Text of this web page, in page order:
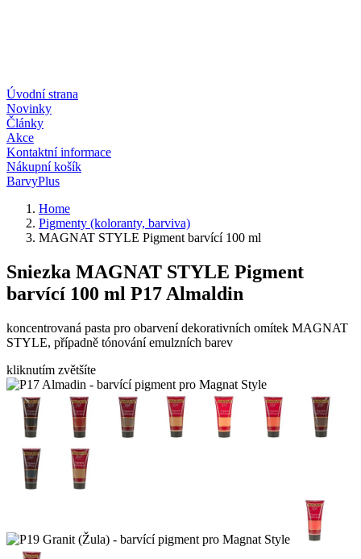
Úvodní strana
Novinky
Články
Akce
Kontaktní informace
Nákupní košík
BarvyPlus
Home
Pigmenty (koloranty, barviva)
MAGNAT STYLE Pigment barvící 100 ml
Sniezka MAGNAT STYLE Pigment
barvící 100 ml P17 Almaldin
koncentrovaná pasta pro obarvení dekorativních omítek MAGNAT
STYLE, případně tónování emulzních barev
kliknutím zvětšíte